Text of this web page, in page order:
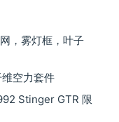
，雾灯框，叶子
空力套件
Stinger GTR 限